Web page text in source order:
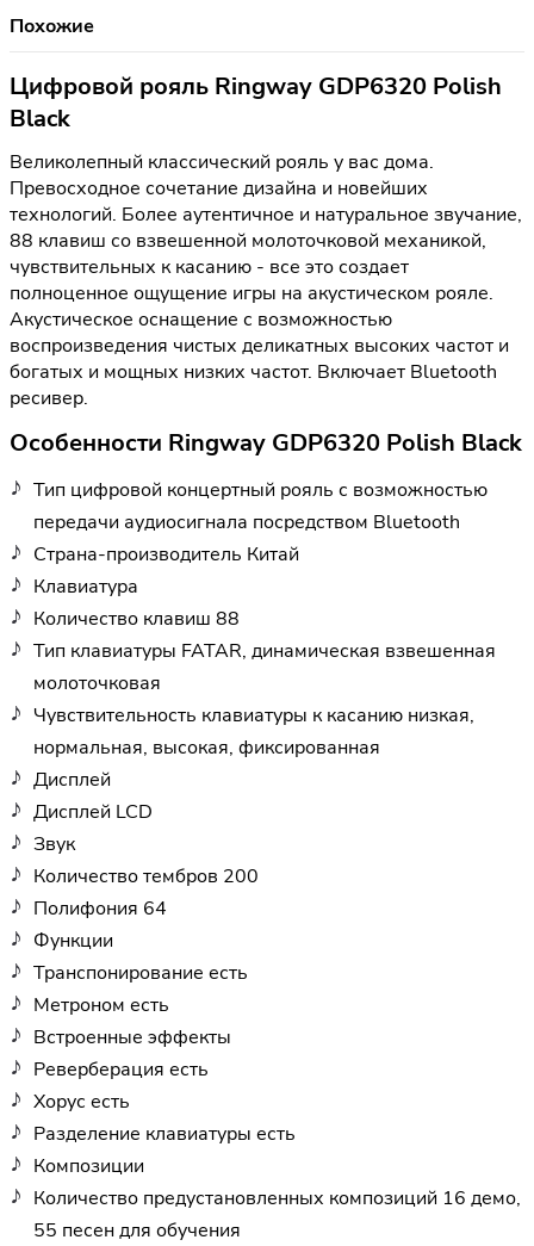
Похожие
Цифровой рояль Ringway GDP6320 Polish
Black
Великолепный классический рояль у вас дома.
Превосходное сочетание дизайна и новейших
технологий. Более аутентичное и натуральное звучание,
88 клавиш со взвешенной молоточковой механикой,
чувствительных к касанию - все это создает
полноценное ощущение игры на акустическом рояле.
Акустическое оснащение с возможностью
воспроизведения чистых деликатных высоких частот и
богатых и мощных низких частот. Включает Bluetooth
ресивер.
Особенности Ringway GDP6320 Polish Black
Тип цифровой концертный рояль с возможностью
передачи аудиосигнала посредством Bluetooth
Страна-производитель Китай
Клавиатура
Количество клавиш 88
Тип клавиатуры FATAR, динамическая взвешенная
молоточковая
Чувствительность клавиатуры к касанию низкая,
нормальная, высокая, фиксированная
Дисплей
Дисплей LCD
Звук
Количество тембров 200
Полифония 64
Функции
Транспонирование есть
Метроном есть
Встроенные эффекты
Реверберация есть
Хорус есть
Разделение клавиатуры есть
Композиции
Количество предустановленных композиций 16 демо,
55 песен для обучения